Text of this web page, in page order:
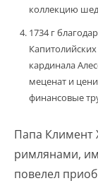
коллекцию
1734 г
кардинала
меценат и
финансовые
Папа Климент
римлянами,
повелел